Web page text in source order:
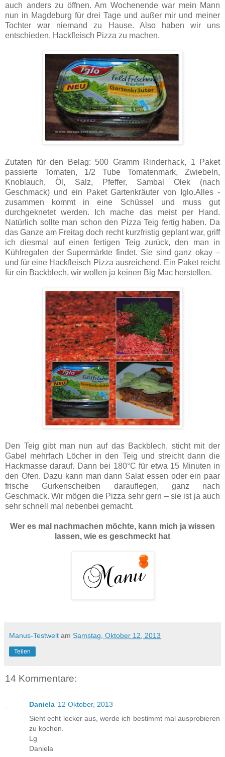
auch anders zu öffnen. Am Wochenende war mein Mann
nun in Magdeburg für drei Tage und außer mir und meiner
Tochter war niemand zu Hause. Also haben wir uns
entschieden, Hackfleisch Pizza zu machen.
Zutaten für den Belag: 500 Gramm Rinderhack, 1 Paket
passierte Tomaten, 1/2 Tube Tomatenmark, Zwiebeln,
Knoblauch, Öl, Salz, Pfeffer, Sambal Olek (nach
Geschmack) und ein Paket Gartenkräuter von Iglo.Alles ­
zusammen kommt in eine Schüssel und muss gut
durchgeknetet werden. Ich mache das meist per Hand.
Natürlich sollte man schon den Pizza Teig fertig haben. Da
das Ganze am Freitag doch recht kurzfristig geplant war, griff
ich diesmal auf einen fertigen Teig zurück, den man in
Kühlregalen der Supermärkte findet. Sie sind ganz okay –
und für eine Hackfleisch Pizza ausreichend. Ein Paket reicht
für ein Backblech, wir wollen ja keinen Big Mac herstellen.
Den Teig gibt man nun auf das Backblech, sticht mit der
Gabel mehrfach Löcher in den Teig und streicht dann die
Hackmasse darauf. Dann bei 180°C für etwa 15 Minuten in
den Ofen. Dazu kann man dann Salat essen oder ein paar
frische Gurkenscheiben darauflegen, ganz nach
Geschmack. Wir mögen die Pizza sehr gern – sie ist ja auch
sehr schnell mal nebenbei gemacht.
Wer es mal nachmachen möchte, kann mich ja wissen
lassen, wie es geschmeckt hat
Manus-Testwelt am Samstag, Oktober 12, 2013
Teilen
14 Kommentare:
Daniela 12 Oktober, 2013
Sieht echt lecker aus, werde ich bestimmt mal ausprobieren
zu kochen.
Lg
Daniela